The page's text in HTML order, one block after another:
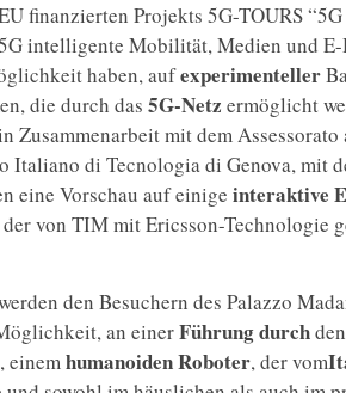
finanzierten Projekts 5G-TOURS
intelligente Mobilität, Medien und
haben, aufexperimenteller
die durch das 5G-Netz ermöglicht
Zusammenarbeit mit dem
Italiano di Tecnologia di Genova, mit
eine Vorschau auf einige interaktive
der von TIM mit Ericsson-Technologie
den Besuchern des Palazzo
an einerFührung durch
einemhumanoiden Roboter, der vom